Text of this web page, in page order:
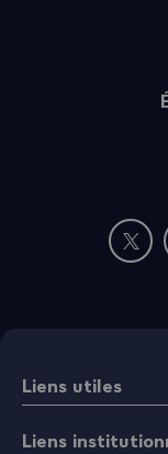
Liens utiles
Liens